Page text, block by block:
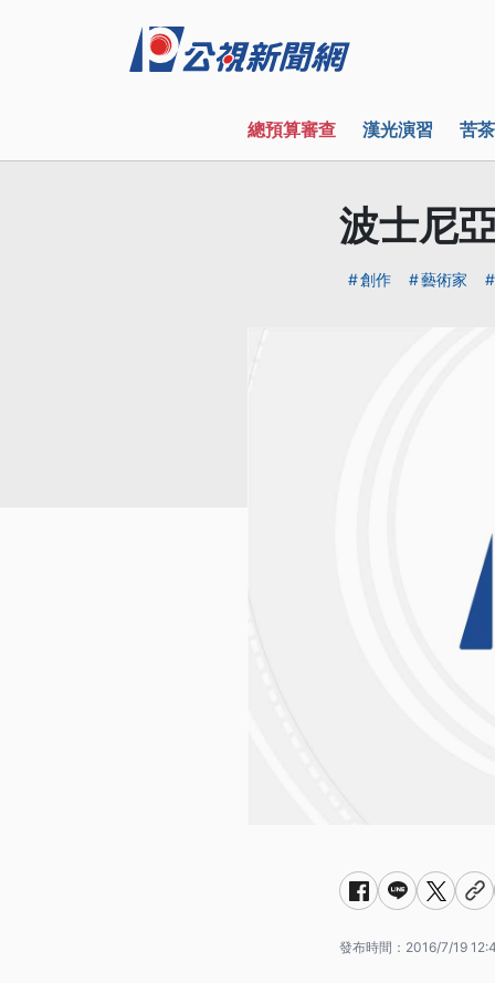
總預算審查 漢光演習 苦
波士尼
創作 藝術家
發布時間： 2016/7/19